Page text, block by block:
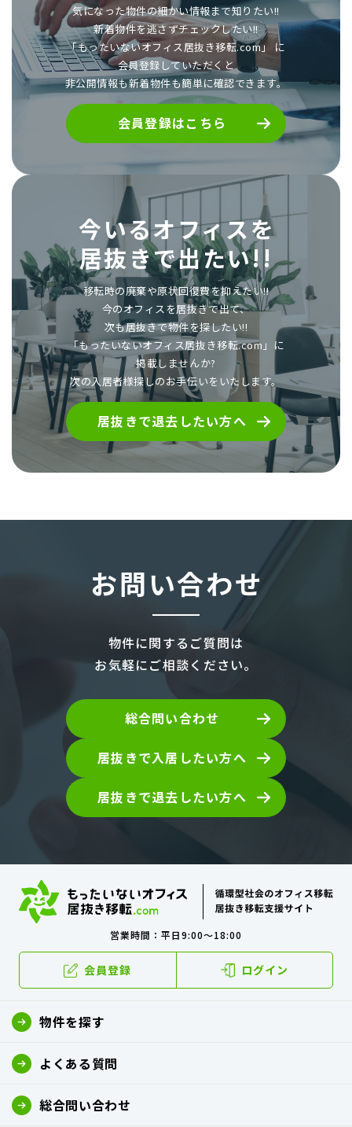
気になった物件の細かい情報まで知りたい!!
新着物件を逃さずチェックしたい!!
「もったいないオフィス居抜き移転.com」 に
会員登録していただくと
非公開情報も新着物件も簡単に確認できます。
会員登録はこちら
今いるオフィスを
居抜きで出たい!!
移転時の廃棄や原状回復費を抑えたい!!
今のオフィスを居抜きで出て、
次も居抜きで物件を探したい!!
「もったいないオフィス居抜き移転.com」に
掲載しませんか?
次の入居者様探しのお手伝いをいたします。
居抜きで退去したい方へ
お問い合わせ
物件に関するご質問は
お気軽にご相談ください。
総合問い合わせ
居抜きで入居したい方へ
居抜きで退去したい方へ
営業時間：平日9:00～18:00
会員登録 ログイン
物件を探す
よくある質問
総合問い合わせ